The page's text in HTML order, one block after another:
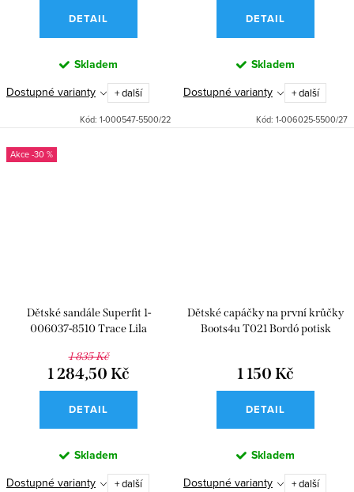
DETAIL
Skladem
Dostupné varianty + další
Kód: 1-000547-5500/22
DETAIL
Skladem
Dostupné varianty + další
Kód: 1-006025-5500/27
-30 %
Dětské sandále Superfit 1-
006037-8510 Trace Lila
1 835 Kč
1 284,50 Kč
DETAIL
Skladem
Dostupné varianty + další
Dětské capáčky na první krůčky
Boots4u T021 Bordó potisk
1 150 Kč
DETAIL
Skladem
Dostupné varianty + další